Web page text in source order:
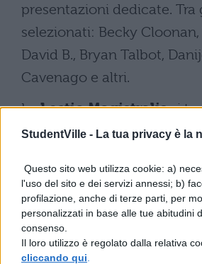
StudentVille - La tua privacy è la
Questo sito web utilizza cookie: a)
l'uso del sito e dei servizi annessi; b)
profilazione, anche di terze parti, per
personalizzati in base alle tue abitudini
consenso.
Il loro utilizzo è regolato dalla relativa
cliccando qui
presentazioni dedicate. Tra
selezionati: Becky
David B., Bryan Talbot,
Cavenago e altri.
LeLectio Magistralissi
TALK, cuore del Festival,
Jon McNaught, che
linguaggi del fumetto
narrazione illustrata e il
disegno e realtà.